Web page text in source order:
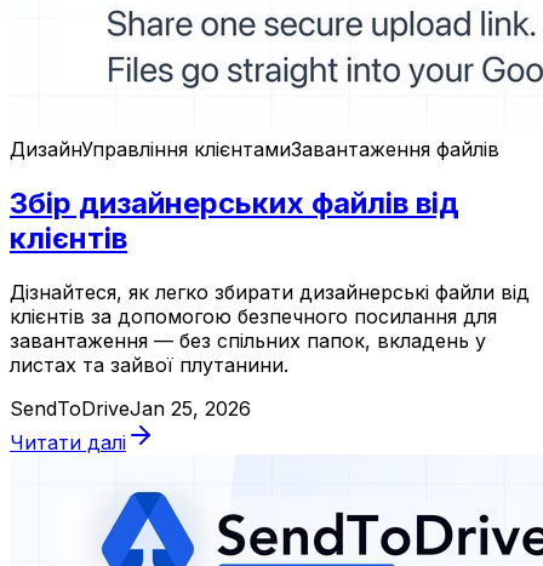
ДизайнУправління клієнтамиЗавантаження файлів
Збір дизайнерських файлів від
клієнтів
Дізнайтеся, як легко збирати дизайнерські файли від
клієнтів за допомогою безпечного посилання для
завантаження — без спільних папок, вкладень у
листах та зайвої плутанини.
SendToDriveJan 25, 2026
Читати далі